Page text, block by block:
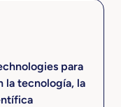
para
la tecnología, la